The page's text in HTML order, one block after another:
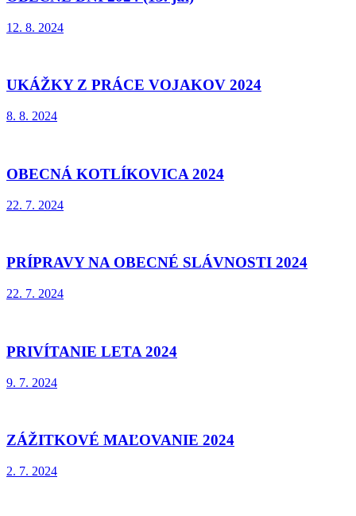
12. 8. 2024
UKÁŽKY Z PRÁCE VOJAKOV 2024
8. 8. 2024
OBECNÁ KOTLÍKOVICA 2024
22. 7. 2024
PRÍPRAVY NA OBECNÉ SLÁVNOSTI 2024
22. 7. 2024
PRIVÍTANIE LETA 2024
9. 7. 2024
ZÁŽITKOVÉ MAĽOVANIE 2024
2. 7. 2024